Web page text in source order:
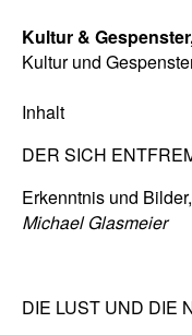
Kultur &
Kultur und
Inhalt
DER SICH
Erkenntnis und
Michael Glasmeier
DIE LUST UND DIE